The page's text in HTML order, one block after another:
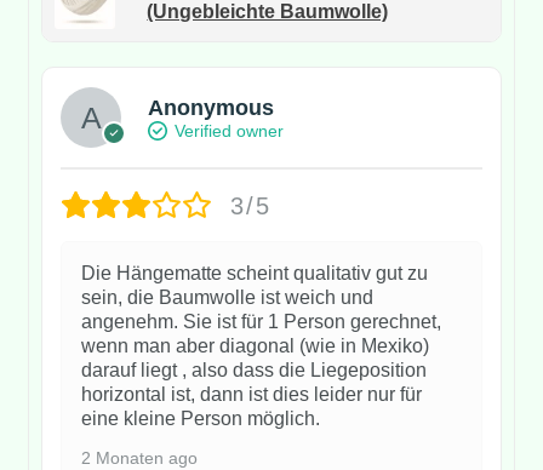
(Ungebleichte Baumwolle)
Anonymous
Verified owner
3/5
Die Hängematte scheint qualitativ gut zu
sein, die Baumwolle ist weich und
angenehm. Sie ist für 1 Person gerechnet,
wenn man aber diagonal (wie in Mexiko)
darauf liegt , also dass die Liegeposition
horizontal ist, dann ist dies leider nur für
eine kleine Person möglich.
2 Monaten ago